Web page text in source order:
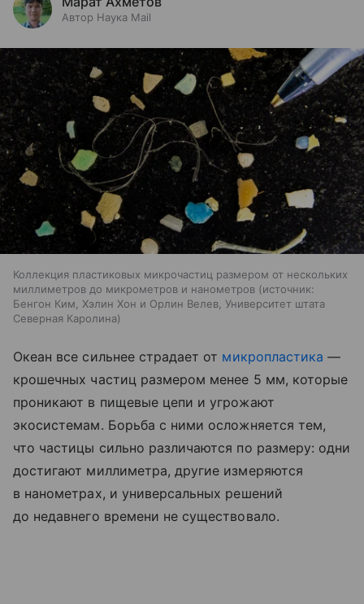
Автор Наука Mail
Коллекция пластиковых микрочастиц размером от нескольких
миллиметров до микрометров и нанометров
источник:
Бенгон Ким, Хэлин Хон и Орлин Велев, Университет штата
Северная Каролина
Океан все сильнее страдает от микропластика —
крошечных частиц размером менее 5 мм, которые
проникают в пищевые цепи и угрожают
экосистемам. Борьба с ними осложняется тем,
что частицы сильно различаются по размеру: одни
достигают миллиметра, другие измеряются
в нанометрах, и универсальных решений
до недавнего времени не существовало.